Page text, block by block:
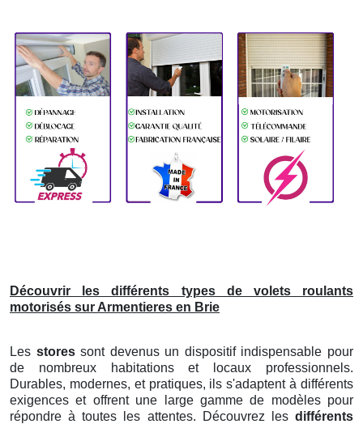
Découvrir les différents types de volets roulants
motorisés sur Armentieres en Brie
Les storessont devenus un dispositif indispensable pour
de nombreux habitations et locaux professionnels.
Durables, modernes, et pratiques, ils s'adaptent à différents
exigences et offrent une large gamme de modèles pour
répondre à toutes les attentes. Découvrez les différents